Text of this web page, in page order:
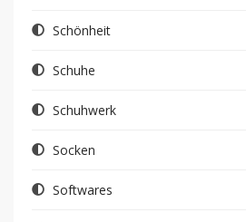
Schönheit
Schuhe
Schuhwerk
Socken
Softwares